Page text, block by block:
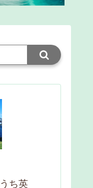
ち英